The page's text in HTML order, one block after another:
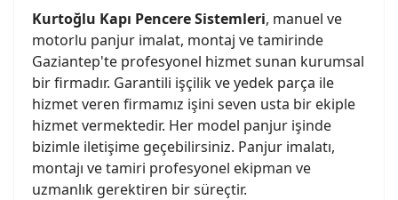
Kurtoğlu Kapı Pencere Sistemleri, manuel ve
motorlu panjur imalat, montaj ve tamirinde
Gaziantep'te profesyonel hizmet sunan kurumsal
bir firmadır. Garantili işçilik ve yedek parça ile
hizmet veren firmamız işini seven usta bir ekiple
hizmet vermektedir. Her model panjur işinde
bizimle iletişime geçebilirsiniz. Panjur imalatı,
montajı ve tamiri profesyonel ekipman ve
uzmanlık gerektiren bir süreçtir.